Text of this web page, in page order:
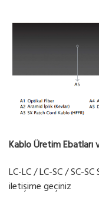
Kablo Üretim Ebatları
LC-LC / LC-SC / SC-
iletişime geçiniz